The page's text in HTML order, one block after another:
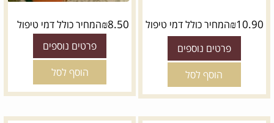
₪10.90 המחיר כולל דמי טיפול
פרטים נוספים
הוסף לסל
₪8.50 המחיר כולל דמי טיפול
פרטים נוספים
הוסף לסל